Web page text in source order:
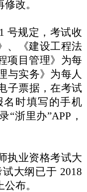
改。
号规定，考试收
、《建设工程法
项目管理》为每
与实务》为每人
子票据，在考试
名时填写的手机
“浙里办”APP，
执业资格考试大
大纲已于 2018
布。